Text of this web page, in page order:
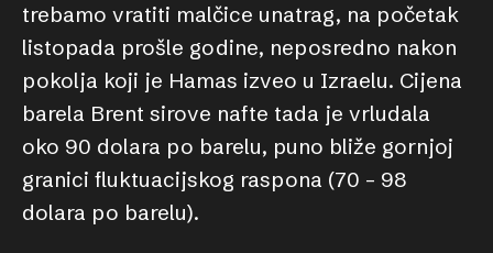
trebamo vratiti malčice unatrag, na početak
listopada prošle godine, neposredno nakon
pokolja koji je Hamas izveo u Izraelu. Cijena
barela Brent sirove nafte tada je vrludala
oko 90 dolara po barelu, puno bliže gornjoj
granici fluktuacijskog raspona (70 – 98
dolara po barelu).